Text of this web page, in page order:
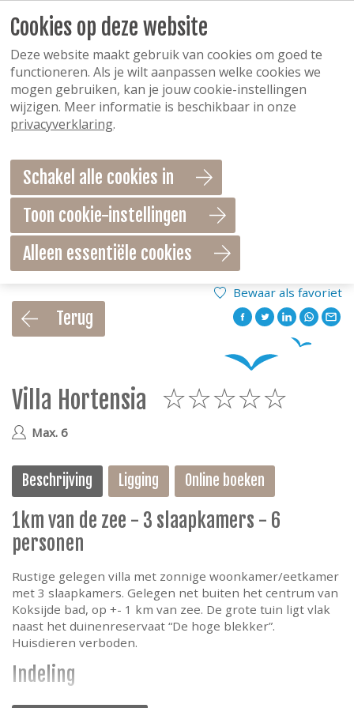
Bewaar als favoriet
Terug
Villa Hortensia
Max. 6
Beschrijving Ligging Online boeken
1km van de zee - 3 slaapkamers - 6
personen
Rustige gelegen villa met zonnige woonkamer/eetkamer
met 3 slaapkamers. Gelegen net buiten het centrum van
Koksijde bad, op +- 1 km van zee. De grote tuin ligt vlak
naast het duinenreservaat “De hoge blekker”.
Huisdieren verboden.
Indeling
Cookies op deze website
Deze website maakt gebruik van cookies om goed te
functioneren. Als je wilt aanpassen welke cookies we
mogen gebruiken, kan je jouw cookie-instellingen
wijzigen. Meer informatie is beschikbaar in onze
privacyverklaring.
Schakel alle cookies in
Toon cookie-instellingen
Alleen essentiële cookies